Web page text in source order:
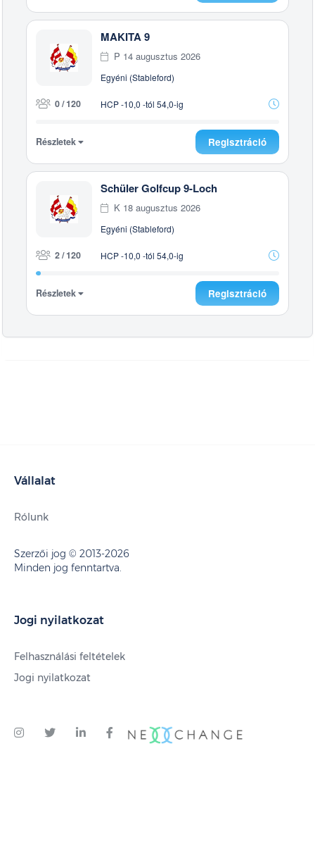
MAKITA 9
P 14 augusztus 2026
Egyéni (Stableford)
0 / 120 HCP -10,0 -tól 54,0-ig
Részletek Regisztráció
Schüler Golfcup 9-Loch
K 18 augusztus 2026
Egyéni (Stableford)
2 / 120 HCP -10,0 -tól 54,0-ig
Részletek Regisztráció
Vállalat
Rólunk
Szerzői jog © 2013-2026
Minden jog fenntartva.
Jogi nyilatkozat
Felhasználási feltételek
Jogi nyilatkozat